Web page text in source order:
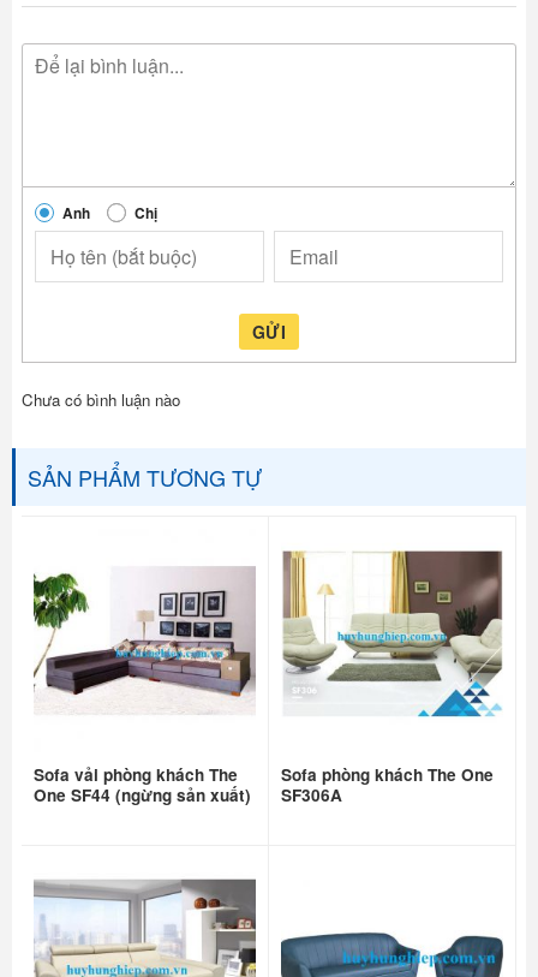
Anh Chị
GỬI
Chưa có bình luận nào
SẢN PHẨM TƯƠNG TỰ
Sofa vải phòng khách The
One SF44 (ngừng sản xuất)
Sofa phòng khách The One
SF306A